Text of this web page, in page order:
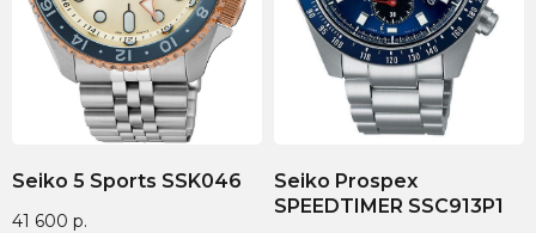
Seiko 5 Sports SSK046
41 600 р.
Seiko Prospex
SPEEDTIMER SSC913P1